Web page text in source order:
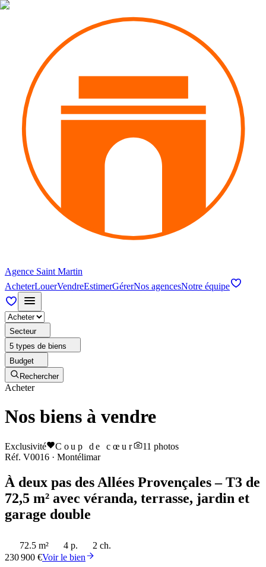
Agence Saint Martin
AcheterLouerVendreEstimerGérerNos agencesNotre équipe
Secteur
5 types de biens
Budget
Rechercher
Acheter
Nos biens à vendre
Exclusivité Coup de cœur 11 photos
Réf. V0016 · Montélimar
À deux pas des Allées Provençales – T3 de
72,5 m² avec véranda, terrasse, jardin et
garage double
72.5 m² 4 p.
2 ch.
230 900 €Voir le bien